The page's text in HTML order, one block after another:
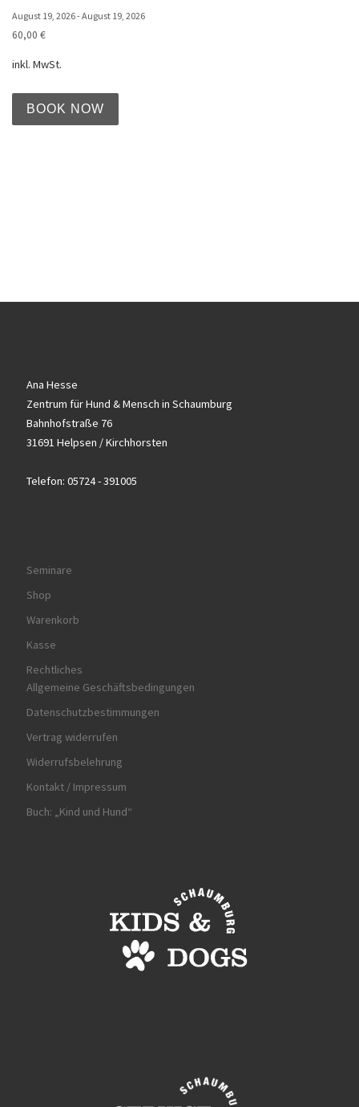
August 19, 2026 - August 19, 2026
60,00 €
inkl. MwSt.
BOOK NOW
Ana Hesse
Zentrum für Hund & Mensch in Schaumburg
Bahnhofstraße 76
31691 Helpsen / Kirchhorsten
Telefon: 05724 - 391005
Seminare
Shop
Warenkorb
Kasse
Rechtliches
Allgemeine Geschäftsbedingungen
Datenschutzbestimmungen
Vertrag widerrufen
Widerrufsbelehrung
Kontakt / Impressum
Buch: „Kind und Hund“